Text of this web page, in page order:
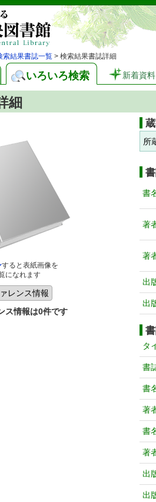
索結果書誌一覧 > 検索結果書誌詳細
いろいろ検索 新着資料
細
すると表紙画像を
になれます
ス情報は0件です
所
書
著
著
出
出
タ
書
書
著
書
著
出
出